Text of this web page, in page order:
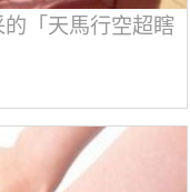
「天馬行空超瞎